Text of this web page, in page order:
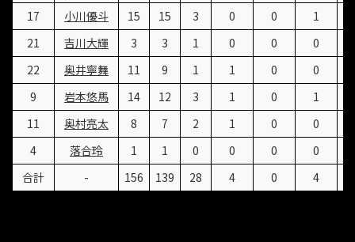
17
小川優斗 15 15 3 0 0
1
21
吉川大輝 3 3 1 0 0
0
22
奥井寧舞 11 9 1 1 0
0
9
岩本悠馬 14 12 3 1 0
1
11
奥村亮太 8 7 2 1 0
0
4
落合玲 1 1 0 0 0
0
合計
- 156 139 28 4 0 4